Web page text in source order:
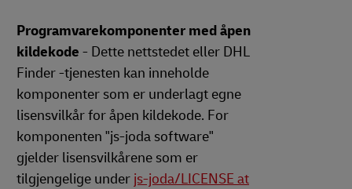
Programvarekomponenter med åpen
kildekode - Dette nettstedet eller DHL
Finder -tjenesten kan inneholde
komponenter som er underlagt egne
lisensvilkår for åpen kildekode. For
komponenten "js-joda software"
gjelder lisensvilkårene som er
tilgjengelige under js-joda/LICENSE at